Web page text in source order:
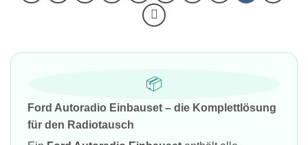
📦
Ford Autoradio Einbauset – die Komplettlösung
für den Radiotausch